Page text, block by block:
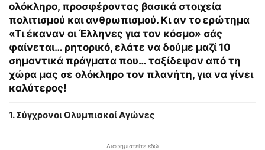
ολόκληρο, προσφέροντας βασικά στοιχεία
πολιτισμού και ανθρωπισμού. Κι αν το ερώτημα
«Τι έκαναν οι Έλληνες για τον κόσμο» σάς
φαίνεται… ρητορικό, ελάτε να δούμε μαζί 10
σημαντικά πράγματα που… ταξίδεψαν από τη
χώρα μας σε ολόκληρο τον πλανήτη, για να γίνει
καλύτερος!
1. Σύγχρονοι Ολυμπιακοί Αγώνες
Διαφημιστείτε εδώ